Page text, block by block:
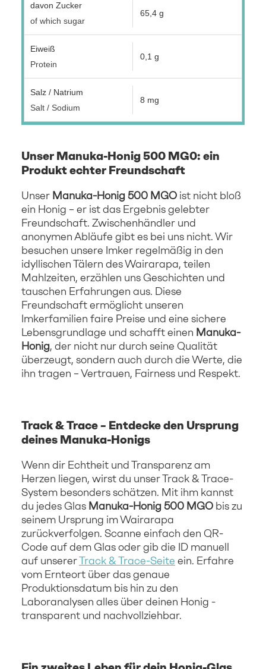
davon Zucker
of which sugar
65,4 g
Eiweiß
Protein
0,1 g
Salz / Natrium
Salt / Sodium
8 mg
Unser Manuka-Honig 500 MG0: ein
Produkt echter Freundschaft
Unser Manuka-Honig 500 MGOist nicht bloß
ein Honig – er ist das Ergebnis gelebter
Freundschaft. Zwischenhändler und
anonymen Abläufe gibt es bei uns nicht. Wir
besuchen unsere Imker regelmäßig in den
idyllischen Tälern des Wairarapa, teilen
Mahlzeiten, erzählen uns Geschichten und
tauschen Erfahrungen aus. Diese
Freundschaft ermöglicht unseren
Imkerfamilien faire Preise und eine sichere
Lebensgrundlage und schafft einen Manuka-
Honig, der nicht nur durch seine Qualität
überzeugt, sondern auch durch die Werte, die
ihn tragen – Vertrauen, Fairness und Respekt.
Track & Trace – Entdecke den Ursprung
deines Manuka-Honigs
Wenn dir Echtheit und Transparenz am
Herzen liegen, wirst du unser Track & Trace-
System besonders schätzen. Mit ihm kannst
du jedes Glas Manuka-Honig 500 MGObis zu
seinem Ursprung im Wairarapa
zurückverfolgen. Scanne einfach den QR-
Code auf dem Glas oder gib die ID manuell
auf unsererTrack & Trace-Seite ein. Erfahre
vom Ernteort über das genaue
Produktionsdatum bis hin zu den
Laboranalysen alles über deinen Honig -
transparent und nachvollziehbar.